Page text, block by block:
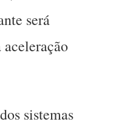
será
sistemas